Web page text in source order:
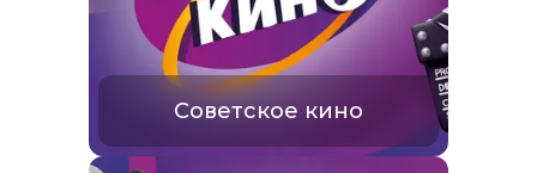
Советское кино